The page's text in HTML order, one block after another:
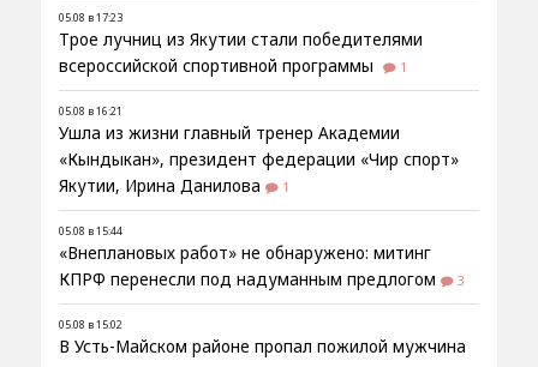
05.08 в 17:23
Трое лучниц из Якутии стали победителями
всероссийской спортивной программы
1
05.08 в 16:21
Ушла из жизни главный тренер Академии
«Кындыкан», президент федерации «Чир спорт»
Якутии, Ирина Данилова
1
05.08 в 15:44
«Внеплановых работ» не обнаружено: митинг
КПРФ перенесли под надуманным предлогом
3
05.08 в 15:02
В Усть-Майском районе пропал пожилой мужчина